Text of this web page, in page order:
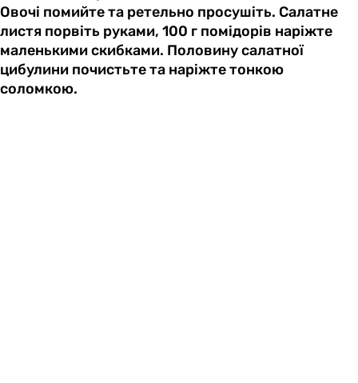
Овочі помийте та ретельно просушіть. Салатне
листя порвіть руками, 100 г помідорів наріжте
маленькими скибками. Половину салатної
цибулини почистьте та наріжте тонкою
соломкою.